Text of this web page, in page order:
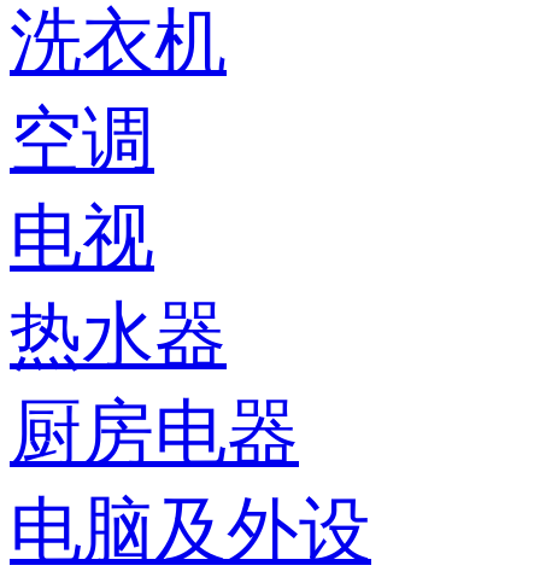
洗衣机
空调
电视
热水器
厨房电器
电脑及外设